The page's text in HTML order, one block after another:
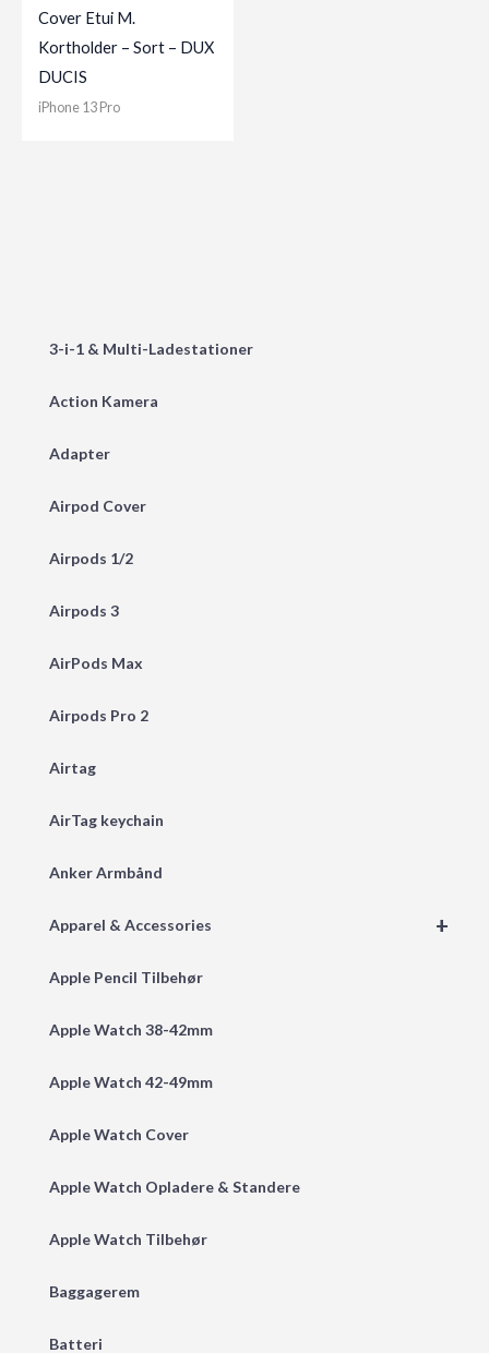
3-i-1 & Multi-Ladestationer
Action Kamera
Adapter
Airpod Cover
Airpods 1/2
Airpods 3
AirPods Max
Airpods Pro 2
Airtag
AirTag keychain
Anker Armbånd
+
Apparel & Accessories
Apple Pencil Tilbehør
Apple Watch 38-42mm
Apple Watch 42-49mm
Apple Watch Cover
Apple Watch Opladere & Standere
Apple Watch Tilbehør
Baggagerem
Batteri
Cover Etui M.
Kortholder – Sort – DUX
DUCIS
iPhone 13 Pro